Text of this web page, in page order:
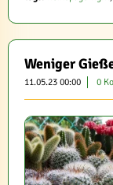
Weniger
11.05.23 00:00 0